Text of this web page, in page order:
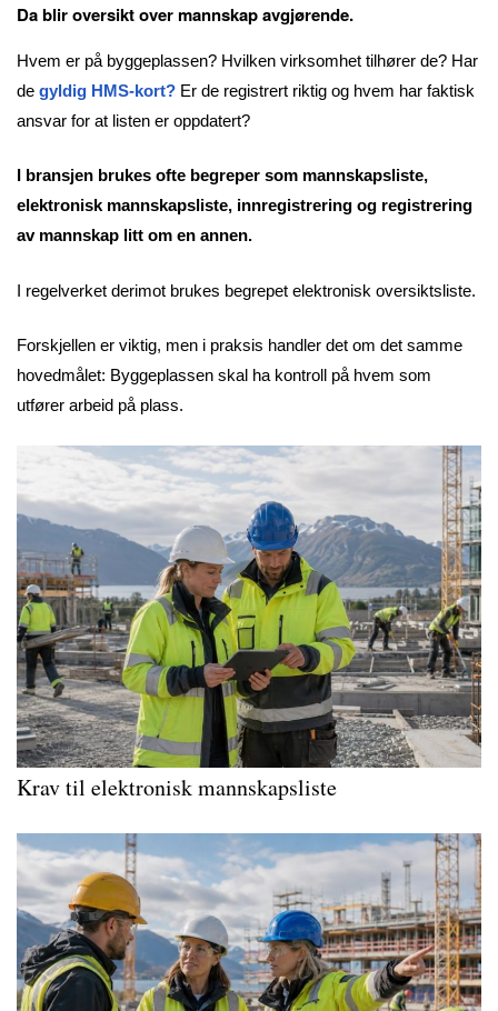
Da blir oversikt over mannskap avgjørende.
Hvem er på byggeplassen? Hvilken virksomhet tilhører de? Har
de gyldig HMS-kort? Er de registrert riktig og hvem har faktisk
ansvar for at listen er oppdatert?
I bransjen brukes ofte begreper som mannskapsliste,
elektronisk mannskapsliste, innregistrering og registrering
av mannskap litt om en annen.
I regelverket derimot brukes begrepet elektronisk oversiktsliste.
Forskjellen er viktig, men i praksis handler det om det samme
hovedmålet: Byggeplassen skal ha kontroll på hvem som
utfører arbeid på plass.
Krav til elektronisk mannskapsliste